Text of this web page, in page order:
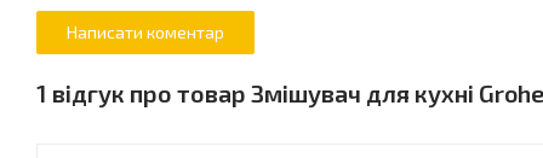
1 відгук про товар Змішувач для кухні